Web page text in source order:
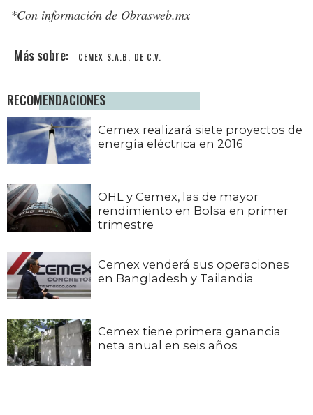
*Con información de Obrasweb.mx
CEMEX S.A.B. DE C.V.
RECOMENDACIONES
Cemex realizará siete proyectos de
energía eléctrica en 2016
OHL y Cemex, las de mayor
rendimiento en Bolsa en primer
trimestre
Cemex venderá sus operaciones
en Bangladesh y Tailandia
Cemex tiene primera ganancia
neta anual en seis años